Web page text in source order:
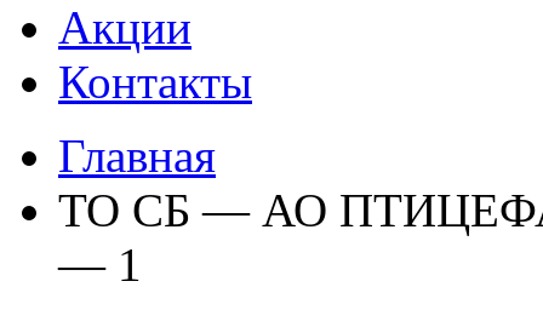
Акции
Контакты
Главная
ТО СБ — АО
— 1